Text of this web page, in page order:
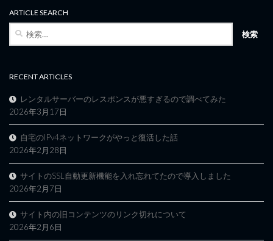
ARTICLE SEARCH
検
RECENT ARTICLES
レンタルサーバーのレスポンスが悪すぎるので調べてみた
2026年3月17日
自宅のIPv4ネットワークがやっと復活した話
2026年2月28日
サイトのSSL自動更新機能を入れ忘れてたので導入しました
2026年2月7日
サイト内の旧コンテンツのリンク切れについて
2026年2月6日